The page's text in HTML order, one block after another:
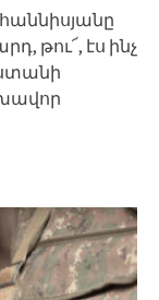
թու՜, էս ինչ